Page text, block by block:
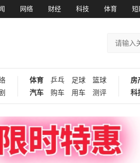
网络 财经 科技 体育 短
体育 乒乓 足球
篮球
汽车
购车 用车 测评
房
科